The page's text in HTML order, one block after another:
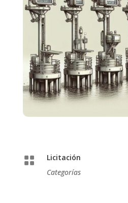

Licitación
Categorías